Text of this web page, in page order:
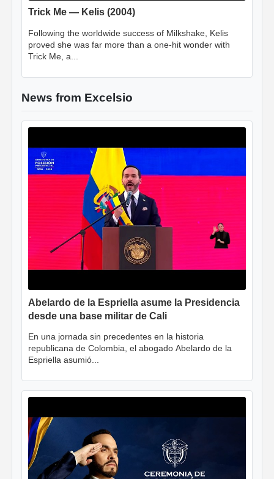
Trick Me — Kelis (2004)
Following the worldwide success of Milkshake, Kelis
proved she was far more than a one-hit wonder with
Trick Me, a...
News from Excelsio
Abelardo de la Espriella asume la Presidencia
desde una base militar de Cali
En una jornada sin precedentes en la historia
republicana de Colombia, el abogado Abelardo de la
Espriella asumió...